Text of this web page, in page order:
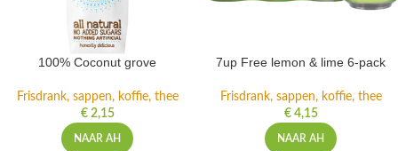
100% Coconut grove
Frisdrank, sappen, koffie, thee
€2,15
NAAR AH
7up Free lemon & lime 6-pack
Frisdrank, sappen, koffie, thee
€4,15
NAAR AH